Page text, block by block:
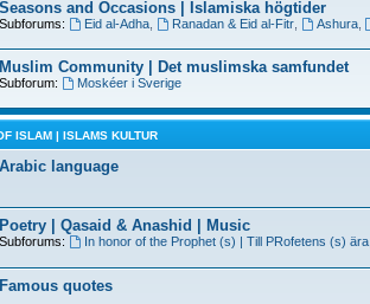
Seasons and Occasions | Islamiska högtider
Subforums: Eid al-Adha, Ranadan & Eid al-Fitr, Ashura,
Muslim Community | Det muslimska samfundet
Subforum: Moskéer i Sverige
ISLAM | ISLAMS KULTUR
Arabic language
Poetry | Qasaid & Anashid | Music
Subforums: In honor of the Prophet (s) | Till PRofetens (s) ära,
Famous quotes